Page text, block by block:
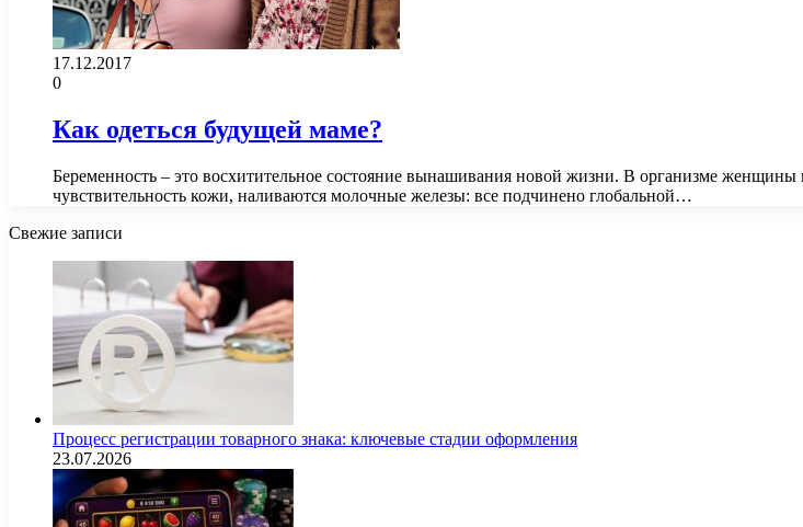
17.12.2017
0
Как одеться будущей маме?
Беременность – это восхитительное состояние вынашивания новой жизни. В организме
чувствительность кожи, наливаются молочные железы: все подчинено глобальной…
Свежие записи
Процесс регистрации товарного знака: ключевые стадии оформления
23.07.2026